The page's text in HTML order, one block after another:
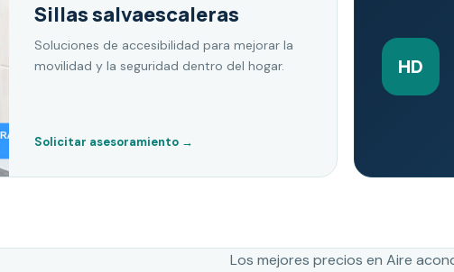
Sillas salvaescaleras
Soluciones de accesibilidad para mejorar la
movilidad y la seguridad dentro del hogar.
Solicitar asesoramiento →
HD
Los mejores precios en Aire